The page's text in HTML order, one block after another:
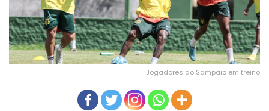
Jogadores do Sampaio em treino